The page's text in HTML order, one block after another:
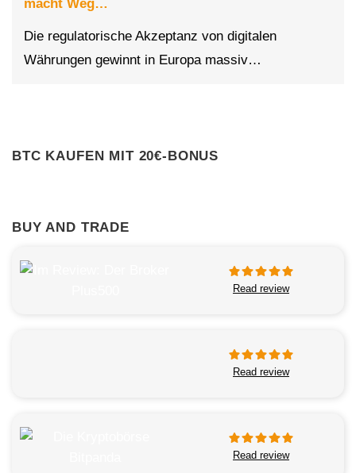
macht Weg…
Die regulatorische Akzeptanz von digitalen
Währungen gewinnt in Europa massiv…
BTC KAUFEN MIT 20€-BONUS
BUY AND TRADE
Read review
Read review
Read review